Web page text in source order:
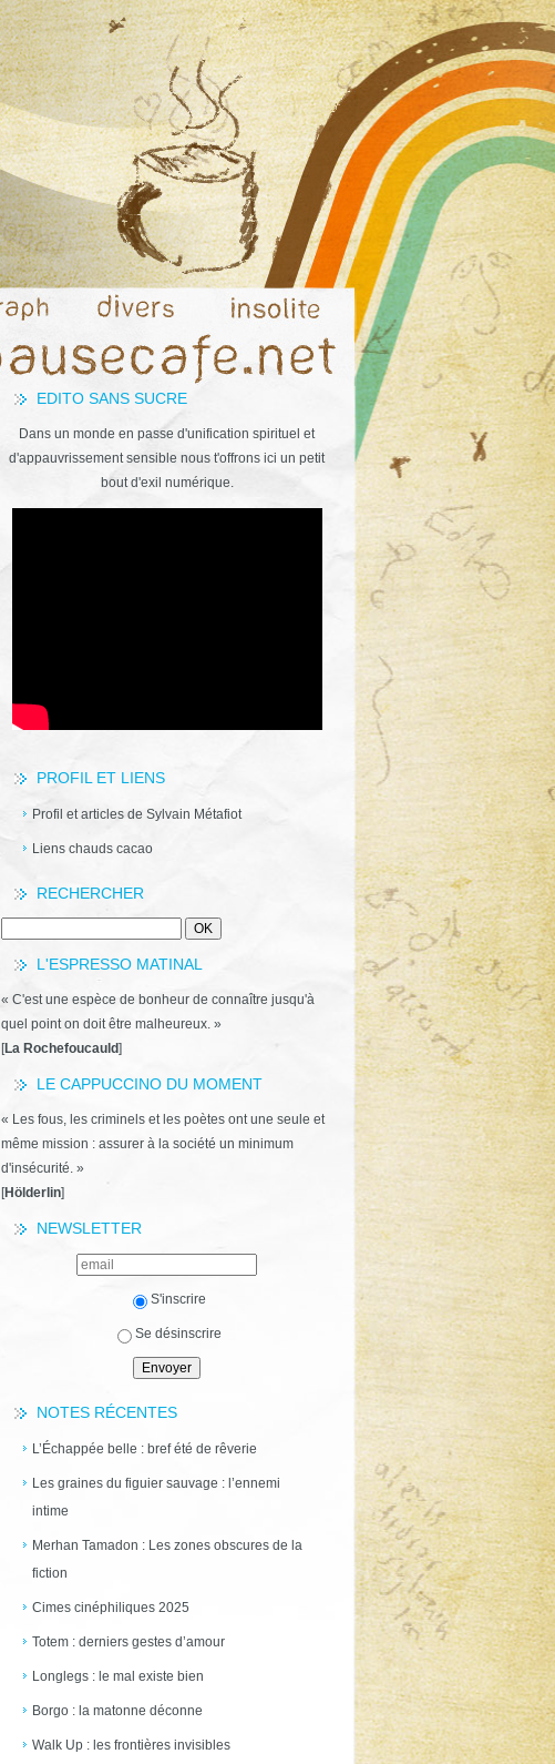
EDITO SANS SUCRE
Dans un monde en passe d'unification spirituel et
d'appauvrissement sensible nous t'offrons ici un petit
bout d'exil numérique.
PROFIL ET LIENS
Profil et articles de Sylvain Métafiot
Liens chauds cacao
RECHERCHER
L'ESPRESSO MATINAL
« C'est une espèce de bonheur de connaître jusqu'à
quel point on doit être malheureux. »
[La Rochefoucauld]
LE CAPPUCCINO DU MOMENT
« Les fous, les criminels et les poètes ont une seule et
même mission : assurer à la société un minimum
d'insécurité. »
[Hölderlin]
NEWSLETTER
S'inscrire
Se désinscrire
NOTES RÉCENTES
L’Échappée belle : bref été de rêverie
Les graines du figuier sauvage : l’ennemi
intime
Merhan Tamadon : Les zones obscures de la
fiction
Cimes cinéphiliques 2025
Totem : derniers gestes d’amour
Longlegs : le mal existe bien
Borgo : la matonne déconne
Walk Up : les frontières invisibles